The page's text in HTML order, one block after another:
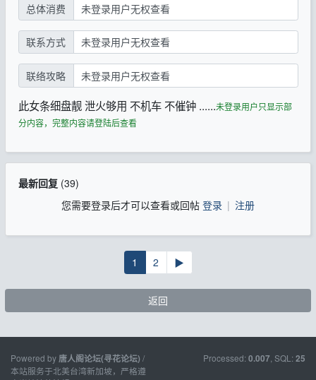
总体消费 未登录用户无权查看
联系方式 未登录用户无权查看
联络攻略 未登录用户无权查看
此女条细盘靓 泄火够用 不机车 不催钟 ......未登录用户只显示部
分内容，完整内容请登陆后查看
最新回复(39)
您需要登录后才可以查看或回帖 登录 | 注册
1 2 ▶
返回
Powered by 唐人阁论坛(寻花论坛)/
本站服务于北美台湾新加坡，严格遵
Processed: 0.007 , SQL: 25